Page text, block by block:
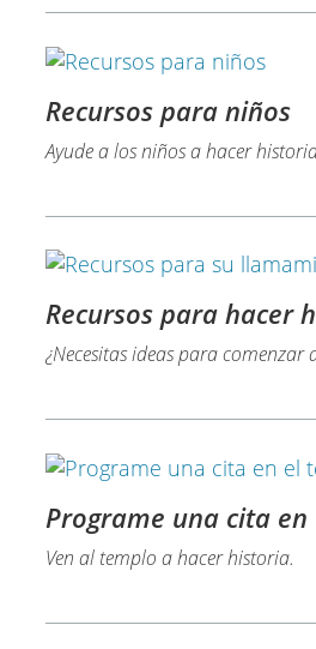
Recursos para niños​
Ayude a los niños a hacer
Recursos para hacer
¿Necesitas ideas para comenzar
Programe una cita
Ven al templo a hacer historia.​